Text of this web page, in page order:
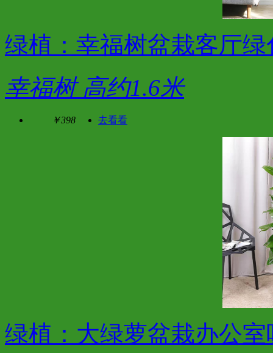
绿植：幸福树盆栽客厅绿
幸福树 高约1.6米
￥398 去看看
绿植：大绿萝盆栽办公室